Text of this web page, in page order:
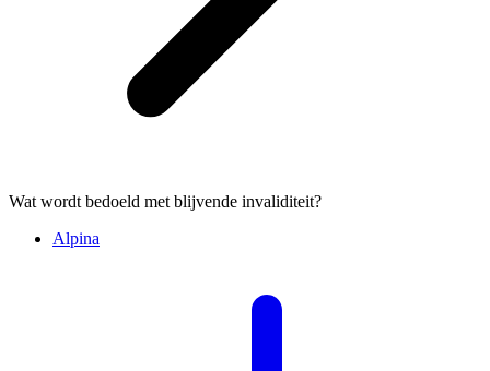
Wat wordt bedoeld met blijvende invaliditeit?
Alpina